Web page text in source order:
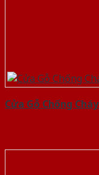
Cửa Gỗ Chống